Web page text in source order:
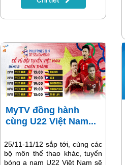
MyTV đồng hành
cùng U22 Việt Nam...
25/11-11/12 sắp tới, cùng các
bộ môn thể thao khác, tuyển
bóng a nam U22 Việt Nam sẽ